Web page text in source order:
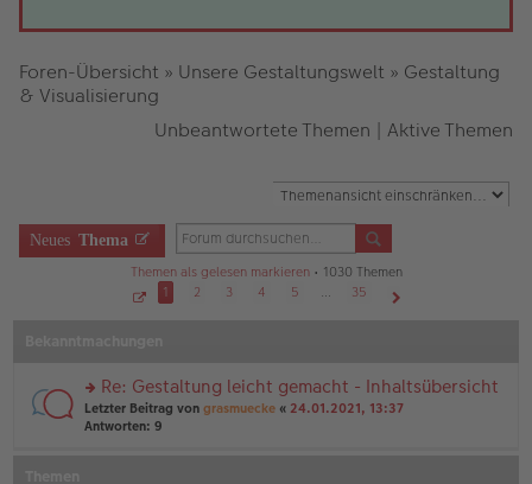
Foren-Übersicht » Unsere Gestaltungswelt » Gestaltung
& Visualisierung
Unbeantwortete Themen | Aktive Themen
Neues Thema
Themen als gelesen markieren• 1030 Themen
1
v
o
n
3
1 2 3 4 5 …
35
rs
te
Re: Gestaltung leicht gemacht - Inhaltsübersicht
Letzter Beitrag von grasmuecke « 24.01.2021, 13:37
Antworten: 9